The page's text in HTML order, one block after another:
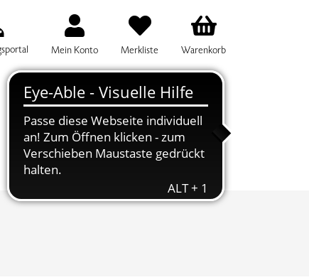
Mein Konto Merkliste Warenkorb
FÜR DIE KURSSUCHE EINGEBEN